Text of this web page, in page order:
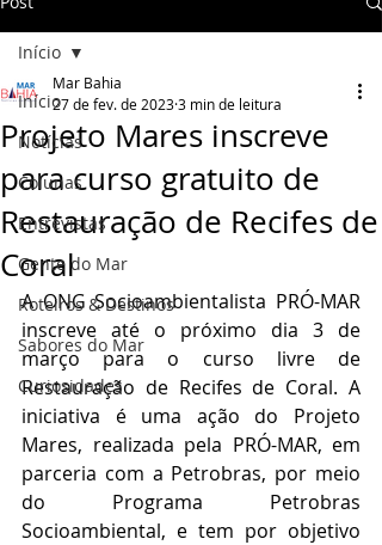
Início
Notícias
Colunas
Entrevistas
Gente do Mar
Roteiros & Destinos
Sabores do Mar
Curiosidades
Início
Projeto Mares inscreve
para curso gratuito de
Restauração de Recifes de
Coral
Mar Bahia
27 de fev. de 20233 min de leitura
A ONG Socioambientalista PRÓ-MAR
inscreve até o próximo dia 3 de
março para o curso livre de
Restauração de Recifes de Coral. A
iniciativa é uma ação do Projeto
Mares, realizada pela PRÓ-MAR, em
parceria com a Petrobras, por meio
do Programa Petrobras
Socioambiental, e tem por objetivo